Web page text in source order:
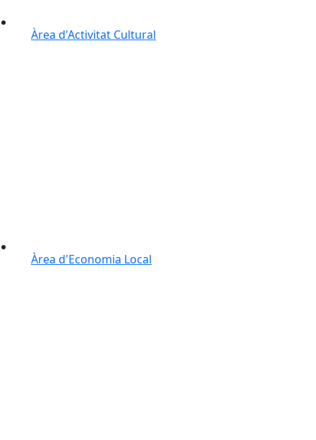
Àrea d'Activitat Cultural
Àrea d'Economia Local